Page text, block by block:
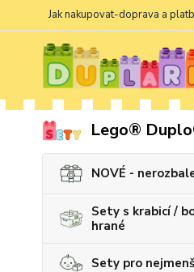
Jak nakupovat-doprava a
Lego®
NOVÉ -
Sety s krabicí /
hrané
Sety pro